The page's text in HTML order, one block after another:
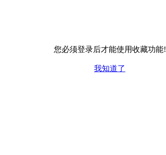
您必须登录后才能使用收藏功能!
我知道了